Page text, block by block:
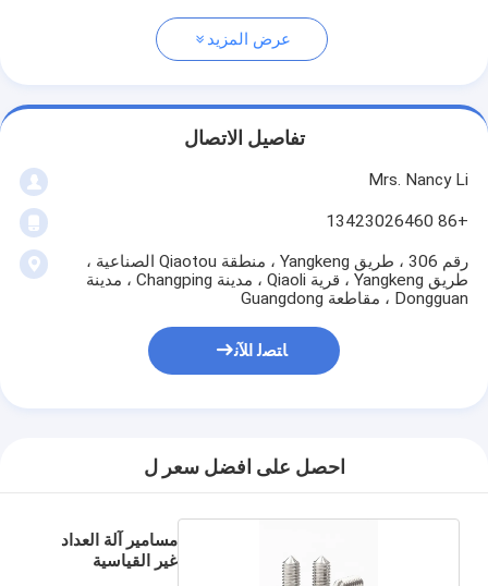
عرض المزيد
تفاصيل الاتصال
Mrs. Nancy Li
+86 13423026460
رقم 306 ، طريق Yangkeng ، منطقة Qiaotou الصناعية ،
طريق Yangkeng ، قرية Qiaoli ، مدينة Changping ، مدينة
Dongguan ، مقاطعة Guangdong
ﺎﺘﺼﻟ ﺍﻶﻧ
احصل على افضل سعر ل
مسامير آلة العداد
غير القياسية